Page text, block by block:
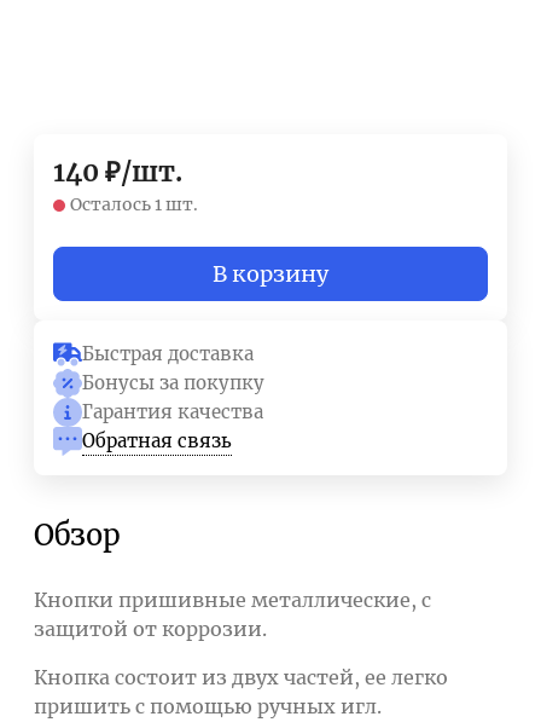
140 ₽/шт.
Осталось 1 шт.
В корзину
Быстрая доставка
Бонусы за покупку
Гарантия качества
Обратная связь
Обзор
Кнопки пришивные металлические, с
защитой от коррозии.
Кнопка состоит из двух частей, ее легко
пришить с помощью ручных игл.